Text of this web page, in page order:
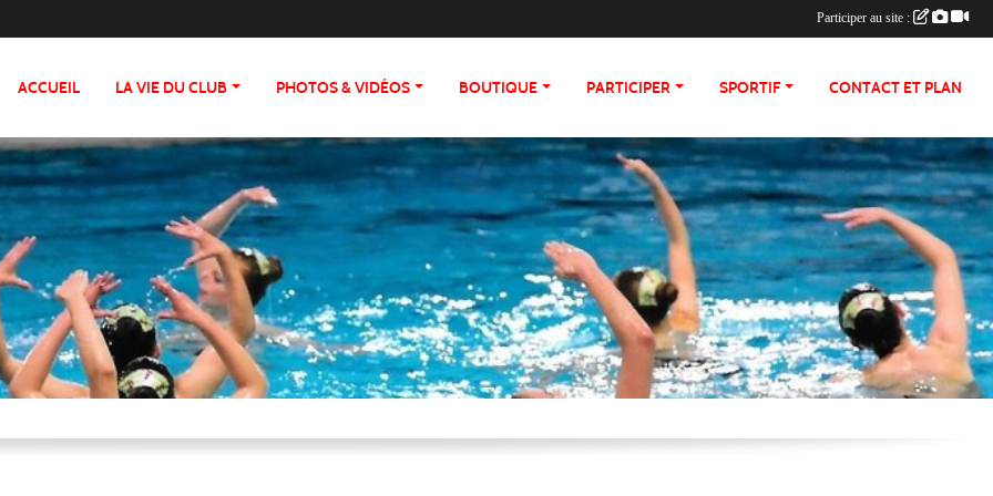
ACCUEIL LA VIE DU CLUB PHOTOS & VIDÉOS BOUTIQUE PARTICIPER SPORTIF CONTACT ET PLAN
Participer au site :